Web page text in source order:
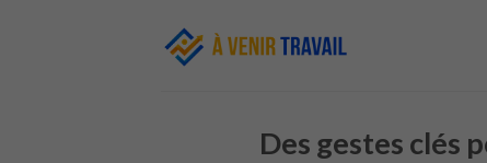
Des gestes clés